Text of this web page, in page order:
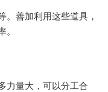
。善加利用这些道具，
力量大，可以分工合